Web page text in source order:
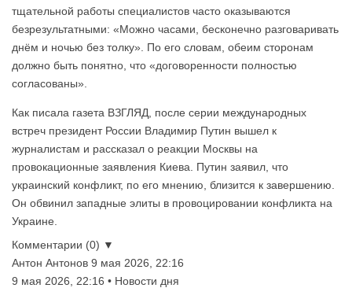
тщательной работы специалистов часто оказываются
безрезультатными: «Можно часами, бесконечно разговаривать
днём и ночью без толку». По его словам, обеим сторонам
должно быть понятно, что «договоренности полностью
согласованы».
Как писала газета ВЗГЛЯД, после серии международных
встреч президент России Владимир Путин вышел к
журналистам и рассказал о реакции Москвы на
провокационные заявления Киева. Путин заявил, что
украинский конфликт, по его мнению, близится к завершению.
Он обвинил западные элиты в провоцировании конфликта на
Украине.
Комментарии (0) ▼
Антон Антонов 9 мая 2026, 22:16
9 мая 2026, 22:16 • Новости дня